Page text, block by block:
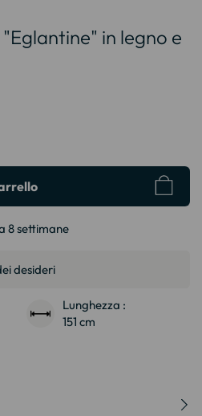
in legno e
8 settimane
desideri
Lunghezza :
151 cm